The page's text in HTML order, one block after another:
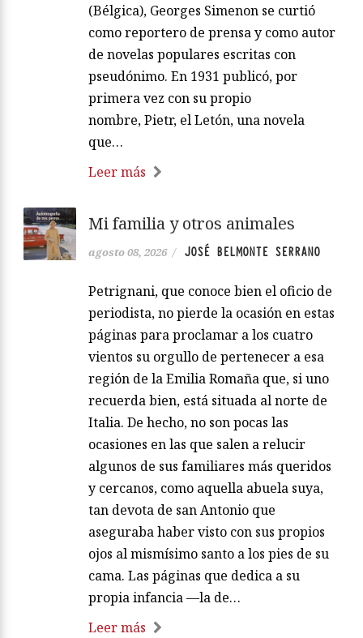
(Bélgica), Georges Simenon se curtió
como reportero de prensa y como autor
de novelas populares escritas con
pseudónimo. En 1931 publicó, por
primera vez con su propio
nombre, Pietr, el Letón, una novela
que…
Leer más
Mi familia y otros animales
agosto 08, 2026 / JOSÉ BELMONTE SERRANO
Petrignani, que conoce bien el oficio de
periodista, no pierde la ocasión en estas
páginas para proclamar a los cuatro
vientos su orgullo de pertenecer a esa
región de la Emilia Romaña que, si uno
recuerda bien, está situada al norte de
Italia. De hecho, no son pocas las
ocasiones en las que salen a relucir
algunos de sus familiares más queridos
y cercanos, como aquella abuela suya,
tan devota de san Antonio que
aseguraba haber visto con sus propios
ojos al mismísimo santo a los pies de su
cama. Las páginas que dedica a su
propia infancia —la de…
Leer más